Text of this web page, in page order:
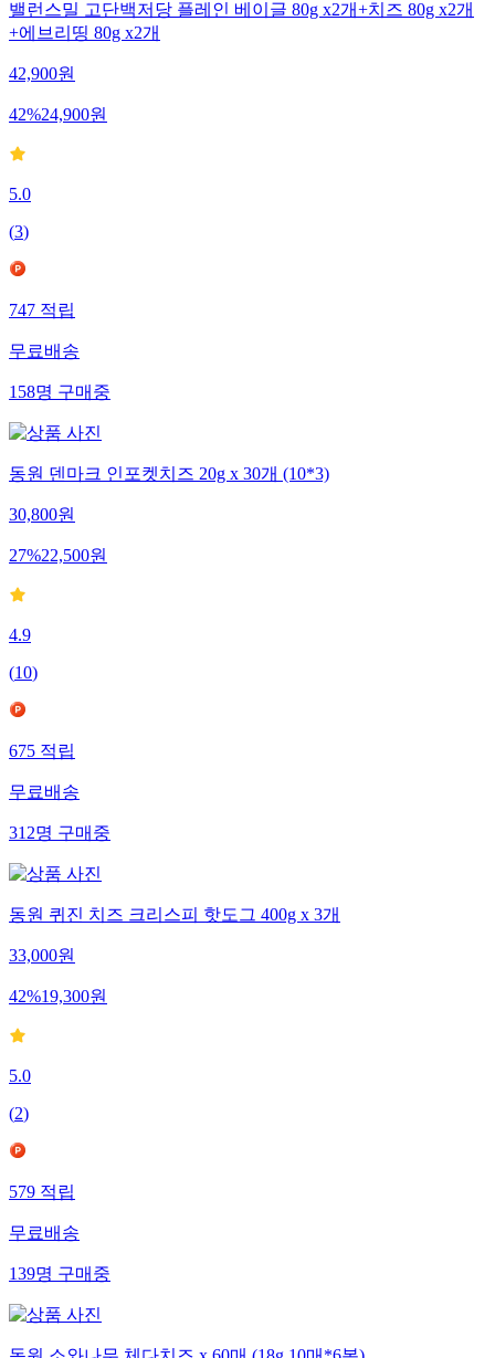
밸런스밀 고단백저당 플레인 베이글 80g x2개+치즈 80g x2개
+에브리띵 80g x2개
42,900원
42%24,900원
5.0
(3)
747적립
무료배송
158명구매중
동원 덴마크 인포켓치즈 20g x 30개 (10*3)
30,800원
27%22,500원
4.9
(10)
675적립
무료배송
312명구매중
동원 퀴진 치즈 크리스피 핫도그 400g x 3개
33,000원
42%19,300원
5.0
(2)
579적립
무료배송
139명구매중